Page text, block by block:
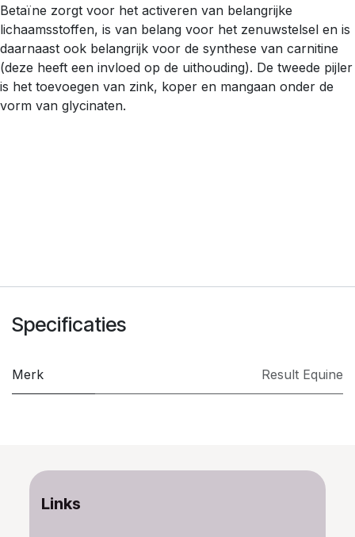
Betaïne zorgt voor het activeren van belangrijke
lichaamsstoffen, is van belang voor het zenuwstelsel en is
daarnaast ook belangrijk voor de synthese van carnitine
(deze heeft een invloed op de uithouding). De tweede pijler
is het toevoegen van zink, koper en mangaan onder de
vorm van glycinaten.
Specificaties
Merk ​Result Equine
Links